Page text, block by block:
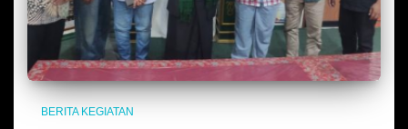
BERITA KEGIATAN